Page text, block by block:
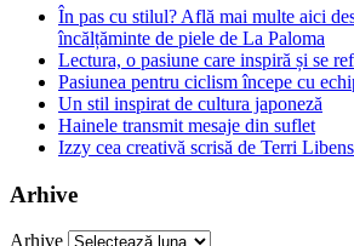
În pas cu stilul? Află mai multe aici
încălțăminte de piele de La Paloma
Lectura, o pasiune care inspiră și se
Pasiunea pentru ciclism începe cu
Un stil inspirat de cultura japoneză
Hainele transmit mesaje din suflet
Izzy cea creativă scrisă de Terri
Arhive
Arhive